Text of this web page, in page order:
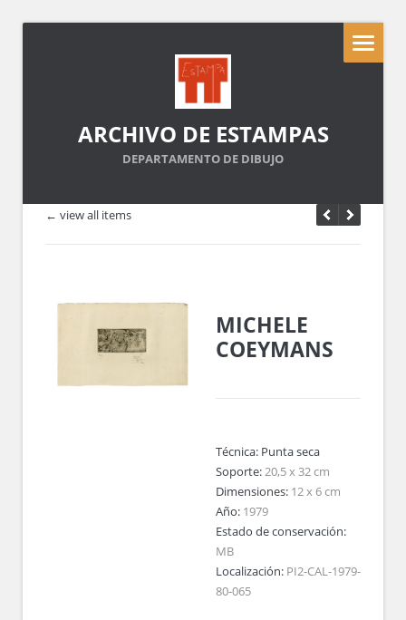
ARCHIVO DE ESTAMPAS
DEPARTAMENTO DE DIBUJO
← view all items
MICHELE
COEYMANS
Técnica: Punta seca
Soporte:20,5 x 32 cm
Dimensiones: 12 x 6 cm
Año: 1979
Estado de conservación:
MB
Localización: PI2-CAL-1979-
80-065